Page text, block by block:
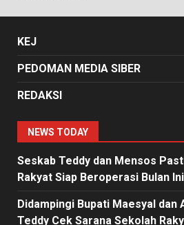
KEJ
PEDOMAN MEDIA SIBER
REDAKSI
NEWS TODAY
Seskab Teddy dan Mensos
Rakyat Siap Beroperasi Bulan Ini
Didampingi Bupati Maesyal dan
Teddy Cek Sarana Sekolah